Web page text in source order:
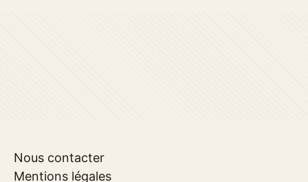
Nous contacter
Mentions légales